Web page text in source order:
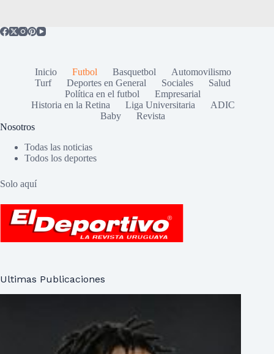
Inicio Futbol Basquetbol
Automovilismo
Turf
Deportes en General Sociales
Salud
Política en el futbol
Empresarial
Historia en la Retina
Liga Universitaria
ADIC
Baby
Revista
Nosotros
Todas las noticias
Todos los deportes
Solo aquí
Ultimas Publicaciones